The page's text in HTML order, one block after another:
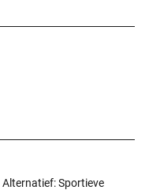
Alternatief: Sportieve